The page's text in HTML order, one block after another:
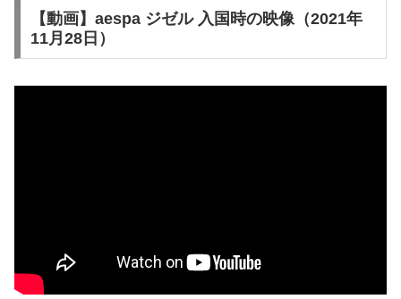
【動画】aespa ジゼル 入国時の映像（2021年
11月28日）